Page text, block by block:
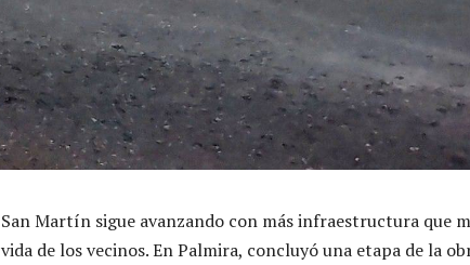
San Martín sigue avanzando con más infraestructura que
vida de los vecinos. En Palmira, concluyó una etapa de la